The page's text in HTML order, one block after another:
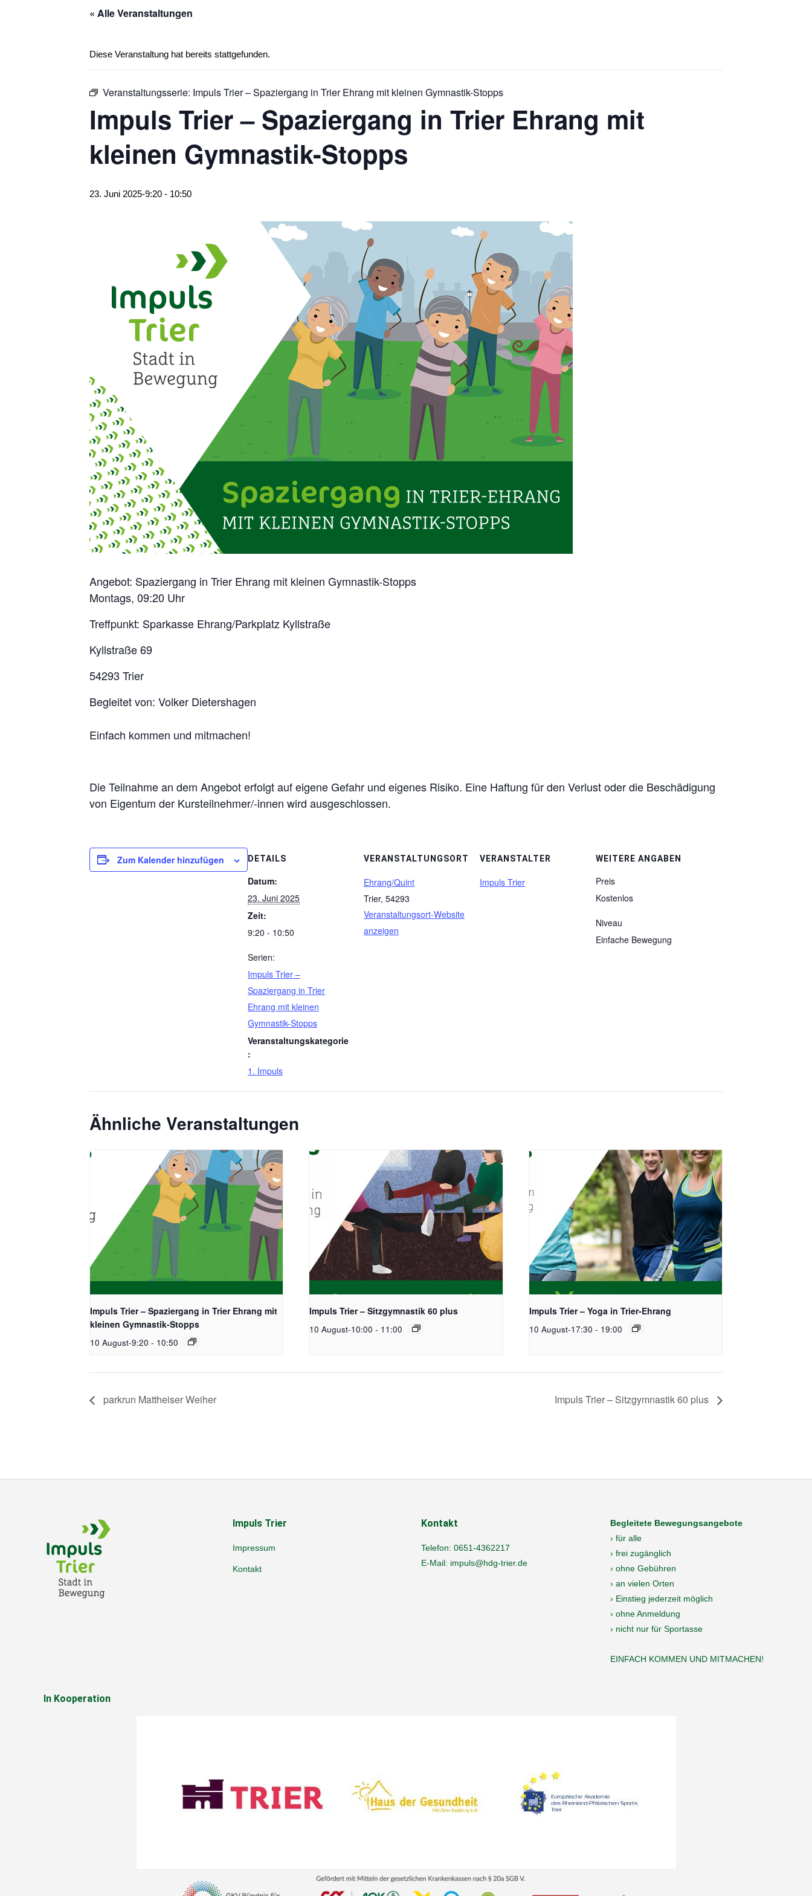
« Alle Veranstaltungen
Diese Veranstaltung hat bereits stattgefunden.
Veranstaltungsserie: Impuls Trier – Spaziergang in Trier Ehrang mit kleinen Gymnastik-Stopps
Impuls Trier – Spaziergang in Trier Ehrang mit
kleinen Gymnastik-Stopps
23. Juni 2025-9:20 - 10:50
Angebot: Spaziergang in Trier Ehrang mit kleinen Gymnastik-Stopps
Montags, 09:20 Uhr
Treffpunkt: Sparkasse Ehrang/Parkplatz Kyllstraße
Kyllstraße 69
54293 Trier
Begleitet von: Volker Dietershagen
Einfach kommen und mitmachen!
Die Teilnahme an dem Angebot erfolgt auf eigene Gefahr und eigenes Risiko. Eine Haftung für den Verlust oder die Beschädigung
von Eigentum der Kursteilnehmer/-innen wird ausgeschlossen.
Zum Kalender hinzufügen DETAILS
Datum:
23. Juni 2025
Zeit:
9:20 - 10:50
Serien:
Impuls Trier –
Spaziergang in Trier
Ehrang mit kleinen
Gymnastik-Stopps
Veranstaltungskategorie
:
1. Impuls
VERANSTALTUNGSORT
Ehrang/Quint
Trier, 54293
Veranstaltungsort-Website
anzeigen
VERANSTALTER
Impuls Trier
WEITERE ANGABEN
Preis
Kostenlos
Niveau
Einfache Bewegung
Ähnliche Veranstaltungen
Impuls Trier – Spaziergang in Trier Ehrang mit
kleinen Gymnastik-Stopps
10 August-9:20 - 10:50
Impuls Trier – Sitzgymnastik 60 plus
10 August-10:00 - 11:00
Impuls Trier – Yoga in Trier-Ehrang
10 August-17:30 - 19:00
parkrun Mattheiser Weiher Impuls Trier – Sitzgymnastik 60 plus
Impuls Trier
Impressum
Kontakt
Kontakt
Telefon: 0651-4362217
E-Mail: impuls@hdg-trier.de
Begleitete Bewegungsangebote
› für alle
› frei zugänglich
› ohne Gebühren
› an vielen Orten
› Einstieg jederzeit möglich
› ohne Anmeldung
› nicht nur für Sportasse
EINFACH KOMMEN UND MITMACHEN!
In Kooperation